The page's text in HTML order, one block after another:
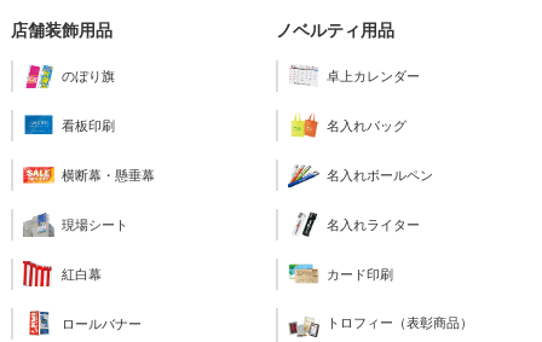
店舗装飾用品
のぼり旗
看板印刷
横断幕・懸垂幕
現場シート
紅白幕
ロールバナー
ノベルティ用品
卓上カレンダー
名入れバッグ
名入れボールペン
名入れライター
カード印刷
トロフィー（表彰商品）